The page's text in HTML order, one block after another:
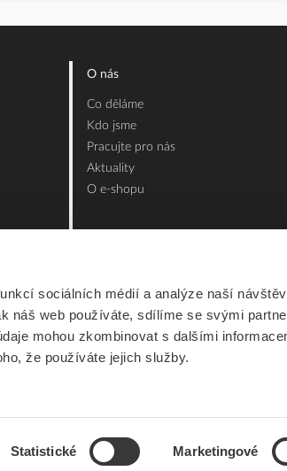
sociálních médií a analýze naší
náš web používáte, sdílíme se svými
mohou zkombinovat s dalšími
že používáte jejich služby.
Statistické Marketingové
O nás
Co děláme
Kdo jsme
Pracujte pro nás
Aktuality
O e-shopu